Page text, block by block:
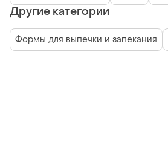
Другие категории
Формы для выпечки и запекания